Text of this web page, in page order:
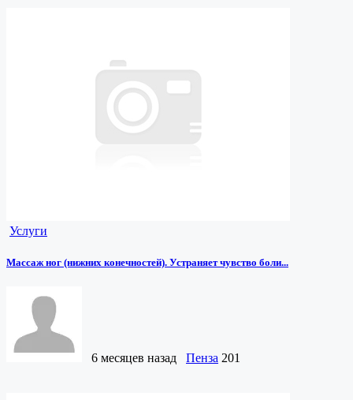
Услуги
Массаж ног (нижних конечностей). Устраняет чувство боли...
6 месяцев назад Пенза 201